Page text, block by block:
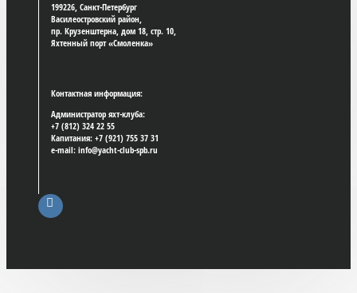
199226, Санкт-Петербург
Василеостровский район,
пр. Крузенштерна, дом 18, стр. 10,
Яхтенный порт «Смоленка»
Контактная информация:
Администратор яхт-клуба:
+7 (812) 324 22 55
Капитания: +7 (921) 755 37 31
e-mail: info@yacht-club-spb.ru